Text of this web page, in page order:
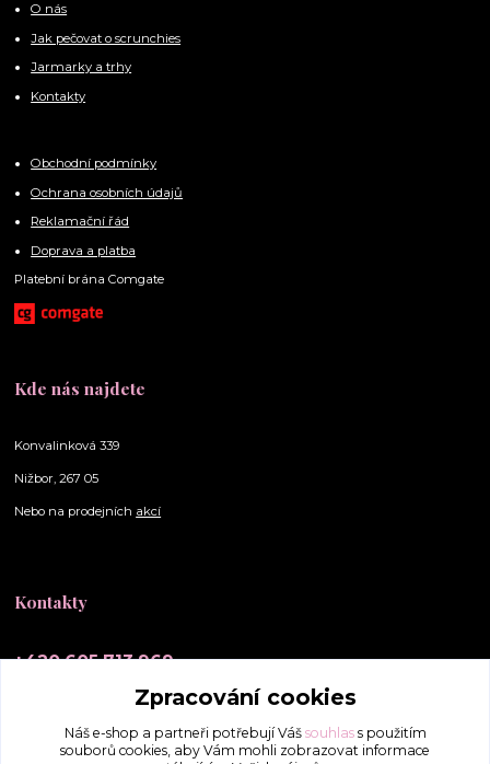
O nás
Jak pečovat o scrunchies
Jarmarky a trhy
Kontakty
Obchodní podmínky
Ochrana osobních údajů
Reklamační řád
Doprava a platba
Platební brána Comgate
Kde nás najdete
Konvalinková 339
Nižbor, 267 05
Nebo na prodejních akcí
Kontakty
+420 605 713 969
info@elly-scrunchies.cz
Zpracování cookies
Náš e-shop a partneři potřebují Váš souhlass použitím
souborů cookies, aby Vám mohli zobrazovat informace